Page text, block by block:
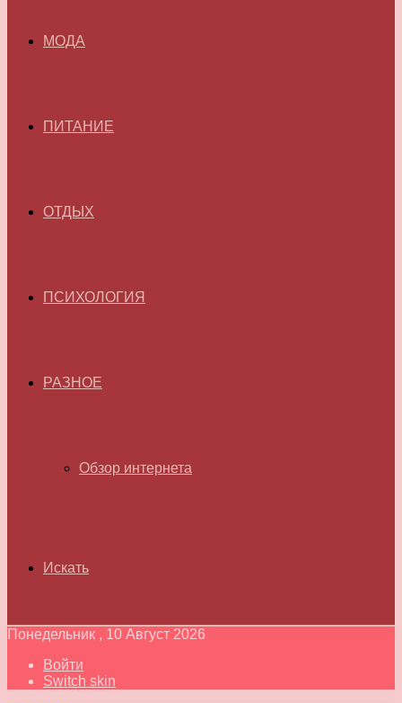
МОДА
ПИТАНИЕ
ОТДЫХ
ПСИХОЛОГИЯ
РАЗНОЕ
Обзор интернета
Искать
Понедельник , 10 Август 2026
Войти
Switch skin